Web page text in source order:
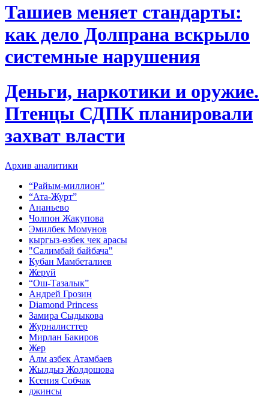
Ташиев меняет стандарты:
как дело Долпрана вскрыло
системные нарушения
Деньги, наркотики и оружие.
Птенцы СДПК планировали
захват власти
Архив аналитики
“Райым-миллион”
“Ата-Журт”
Ананьево
Чолпон Жакупова
Эмилбек Момунов
кыргыз-өзбек чек арасы
"Салимбай байбача"
Кубан Мамбеталиев
Жерүй
“Ош-Тазалык”
Андрей Грозин
Diamond Princess
Замира Сыдыкова
Журналисттер
Мирлан Бакиров
Жер
Алм азбек Атамбаев
Жылдыз Жолдошова
Ксения Собчак
джинсы